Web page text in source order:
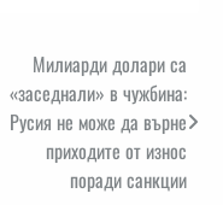
Милиарди долари са
«заседнали» в чужбина:
Русия не може да върне
приходите от износ
поради санкции